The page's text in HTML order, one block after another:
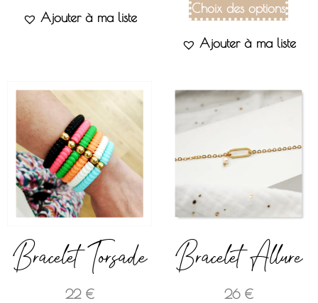
Ajouter à ma liste
Choix des options
Ajouter à ma liste
Bracelet Torsade
22 €
Bracelet Allure
26 €